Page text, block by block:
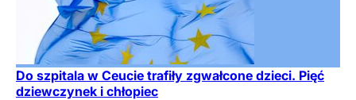
Do szpitala w Ceucie trafiły zgwałcone dzieci. Pięć
dziewczynek i chłopiec